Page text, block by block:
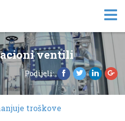
ventili
Podijeli:
troškove